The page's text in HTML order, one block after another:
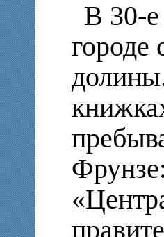
В 30-е
городе